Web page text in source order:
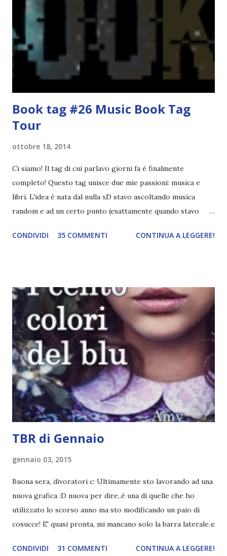
bambini dell'asilo. Non fu un gran passo avanti, se l'obiettivo
era inserirmi fra i coetanei. Fu soprattutto perché come
statura sovrastavo tutti gli altri giocatori se quell'anno per
un pelo non entrai nella formazione ufficiale. Qu...
Book tag #26 Music Book Tag
Tour
ottobre 18, 2014
Ci siamo! Il tag di cui parlavo giorni fa è finalmente
completo! Questo tag unisce due mie passioni: musica e
libri. L'idea è nata dal nulla xD stavo ascoltando musica
random e ad un certo punto (esattamente quando stavo
quest'idea. Lo scopo del tag è di associare ad ogni canzone
che sono quelle che decidiamo di non fare ma che qualcun
altro potrebbe decidere di fare; Alla fine del tag si passa il
tag (scusate la ripetizione) ad un'altra blogger. Quest'ultima
aggiunge la sua canzone preferita, una descrizione (come
ho fatto io) e il nome del blog e del profilo (per sapere
anche chi è stato taggato) e dopo passa il tag ad un'altra
blogger che a sua volta deve fare il tag completo più la
canzone scelta dalla persona ch...
CONDIVIDI 35 COMMENTI CONTINUA A LEGGERE!
TBR di Gennaio
gennaio 03, 2015
Buona sera, divoratori c: Ultimamente sto lavorando ad una
nuova grafica :D nuova per dire..è una di quelle che ho
utilizzato lo scorso anno ma sto modificando un paio di
cosucce! E' quasi pronta, mi mancano solo la barra laterale e
impazzire e.e Un po' mi dispiacerà abbandonare quest
CONDIVIDI 31 COMMENTI CONTINUA A LEGGERE!